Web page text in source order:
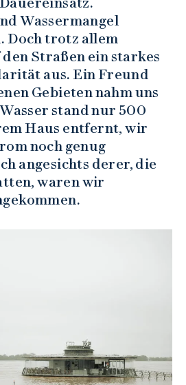
Wassermangel
Doch trotz allem
Straßen ein starkes
aus. Ein Freund
Gebieten nahm uns
stand nur 500
Haus entfernt, wir
noch genug
angesichts derer, die
waren wir